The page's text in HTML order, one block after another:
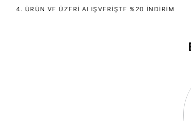
4. ÜRÜN VE ÜZERI ALIŞVERIŞTE %20 İNDIRIM